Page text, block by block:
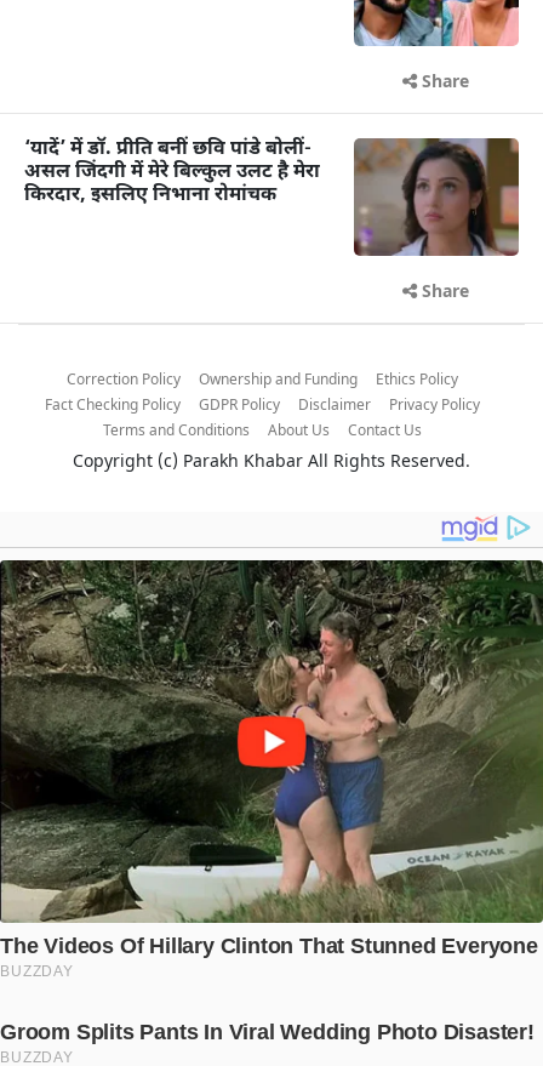
Share
‘यादें’ में डॉ. प्रीति बनीं छवि पांडे बोलीं-
असल जिंदगी में मेरे बिल्कुल उलट है मेरा
किरदार, इसलिए निभाना रोमांचक
Share
Correction Policy Ownership and Funding
Ethics Policy
Fact Checking Policy
GDPR Policy Disclaimer
Privacy Policy
Terms and Conditions
About Us Contact Us
Copyright (c) Parakh Khabar All Rights Reserved.